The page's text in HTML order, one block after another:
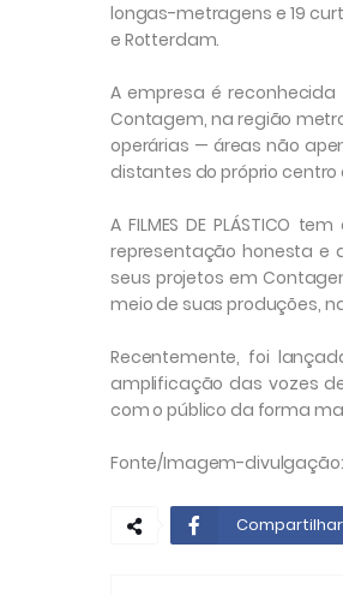
longas-metragens e 19
e Rotterdam.
A empresa é
Contagem, na região
operárias — áreas não
distantes do próprio
A FILMES DE PLÁSTICO
representação honesta e
seus projetos em
meio de suas produções,
Recentemente, foi
amplificação das vozes
com o público da forma
Fonte/Imagem-
Compartilhar